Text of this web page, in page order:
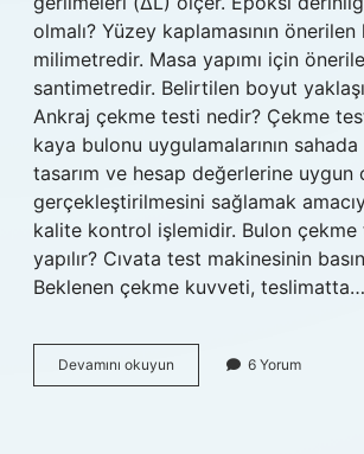
olmalı? Yüzey kaplamasının önerilen
milimetredir. Masa yapımı için
santimetredir. Belirtilen boyut
Ankraj çekme testi nedir? Çekme
kaya bulonu uygulamalarının
tasarım ve hesap değerlerine uygun
gerçekleştirilmesini sağlamak
kalite kontrol işlemidir. Bulon çekme
yapılır? Cıvata test makinesinin
Beklenen çekme kuvveti, teslimatta…
Devamını okuyun
Çekme
6 Yorum